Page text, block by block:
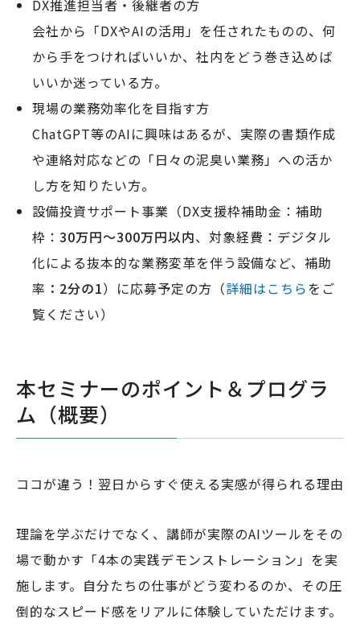
DX推進担当者・後継者の方
会社から「DXやAIの活用」を任されたものの、何
から手をつければいいか、社内をどう巻き込めば
いいか迷っている方。
現場の業務効率化を目指す方
ChatGPT等のAIに興味はあるが、実際の書類作成
や連絡対応などの「日々の泥臭い業務」への活か
し方を知りたい方。
設備投資サポート事業（DX支援枠補助金：補助
枠： 30万円〜300万円以内、対象経費：デジタル
化による抜本的な業務変革を伴う設備など、補助
率 ：2分の1）に応募予定の方（詳細はこちらをご
覧ください）
本セミナーのポイント＆プログラ
ム（概要）
ココが違う！翌日からすぐ使える実感が得られる理由
理論を学ぶだけでなく、講師が実際のAIツールをその
場で動かす「4本の実践デモンストレーション」を実
施します。自分たちの仕事がどう変わるのか、その圧
倒的なスピード感をリアルに体験していただけます。